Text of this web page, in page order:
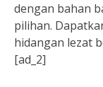
dengan bahan
pilihan.
hidangan lezat
[ad_2]